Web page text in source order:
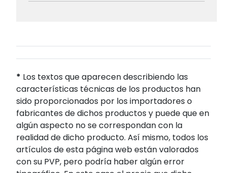
* Los textos que aparecen describiendo las
características técnicas de los productos han
sido proporcionados por los importadores o
fabricantes de dichos productos y puede que en
algún aspecto no se correspondan con la
realidad de dicho producto. Así mismo, todos los
artículos de esta página web están valorados
con su PVP, pero podría haber algún error